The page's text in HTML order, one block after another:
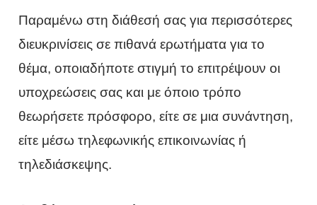
Παραμένω στη διάθεσή σας για περισσότερες
διευκρινίσεις σε πιθανά ερωτήματα για το
θέμα, οποιαδήποτε στιγμή το επιτρέψουν οι
υποχρεώσεις σας και με όποιο τρόπο
θεωρήσετε πρόσφορο, είτε σε μια συνάντηση,
είτε μέσω τηλεφωνικής επικοινωνίας ή
τηλεδιάσκεψης.